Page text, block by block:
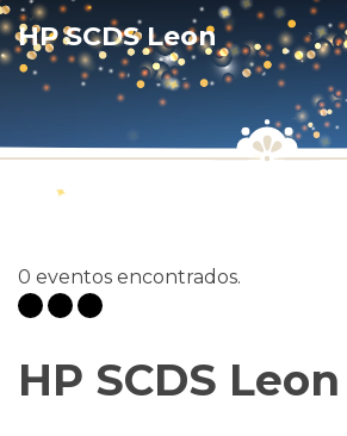
HP SCDS Leon
0 eventos encontrados.
HP SCDS Leon